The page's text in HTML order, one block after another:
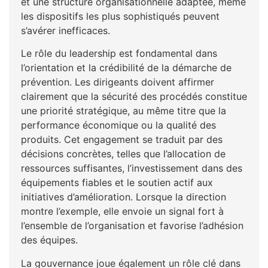
les dispositifs les plus sophistiqués peuvent
s’avérer inefficaces.
Le rôle du leadership est fondamental dans
l’orientation et la crédibilité de la démarche de
prévention. Les dirigeants doivent affirmer
clairement que la sécurité des procédés constitue
une priorité stratégique, au même titre que la
performance économique ou la qualité des
produits. Cet engagement se traduit par des
décisions concrètes, telles que l’allocation de
ressources suffisantes, l’investissement dans des
équipements fiables et le soutien actif aux
initiatives d’amélioration. Lorsque la direction
montre l’exemple, elle envoie un signal fort à
l’ensemble de l’organisation et favorise l’adhésion
des équipes.
La gouvernance joue également un rôle clé dans